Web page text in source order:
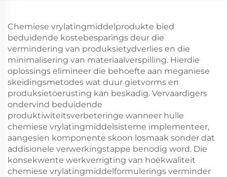
Chemiese vrylatingmiddelprodukte bied
beduidende kostebesparings deur die
vermindering van produksietydverlies en die
minimalisering van materiaalverspilling. Hierdie
oplossings elimineer die behoefte aan meganiese
skeidingsmetodes wat duur gietvorms en
produksietoerusting kan beskadig. Vervaardigers
ondervind beduidende
produktiwiteitsverbeteringe wanneer hulle
chemiese vrylatingmiddelsisteme implementeer,
aangesien komponente skoon losmaak sonder dat
addisionele verwerkingstappe benodig word. Die
konsekwente werkverrigting van hoëkwaliteit
chemiese vrylatingmiddelformulerings verminder